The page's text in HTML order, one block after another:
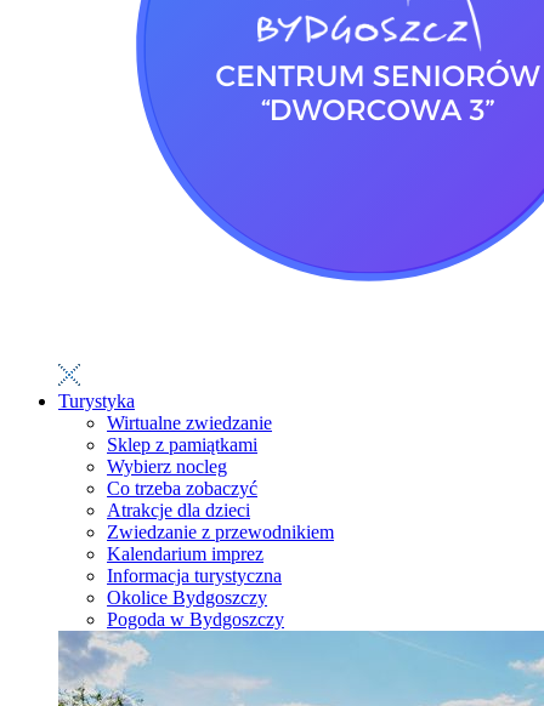
Turystyka
Wirtualne zwiedzanie
Sklep z pamiątkami
Wybierz nocleg
Co trzeba zobaczyć
Atrakcje dla dzieci
Zwiedzanie z przewodnikiem
Kalendarium imprez
Informacja turystyczna
Okolice Bydgoszczy
Pogoda w Bydgoszczy